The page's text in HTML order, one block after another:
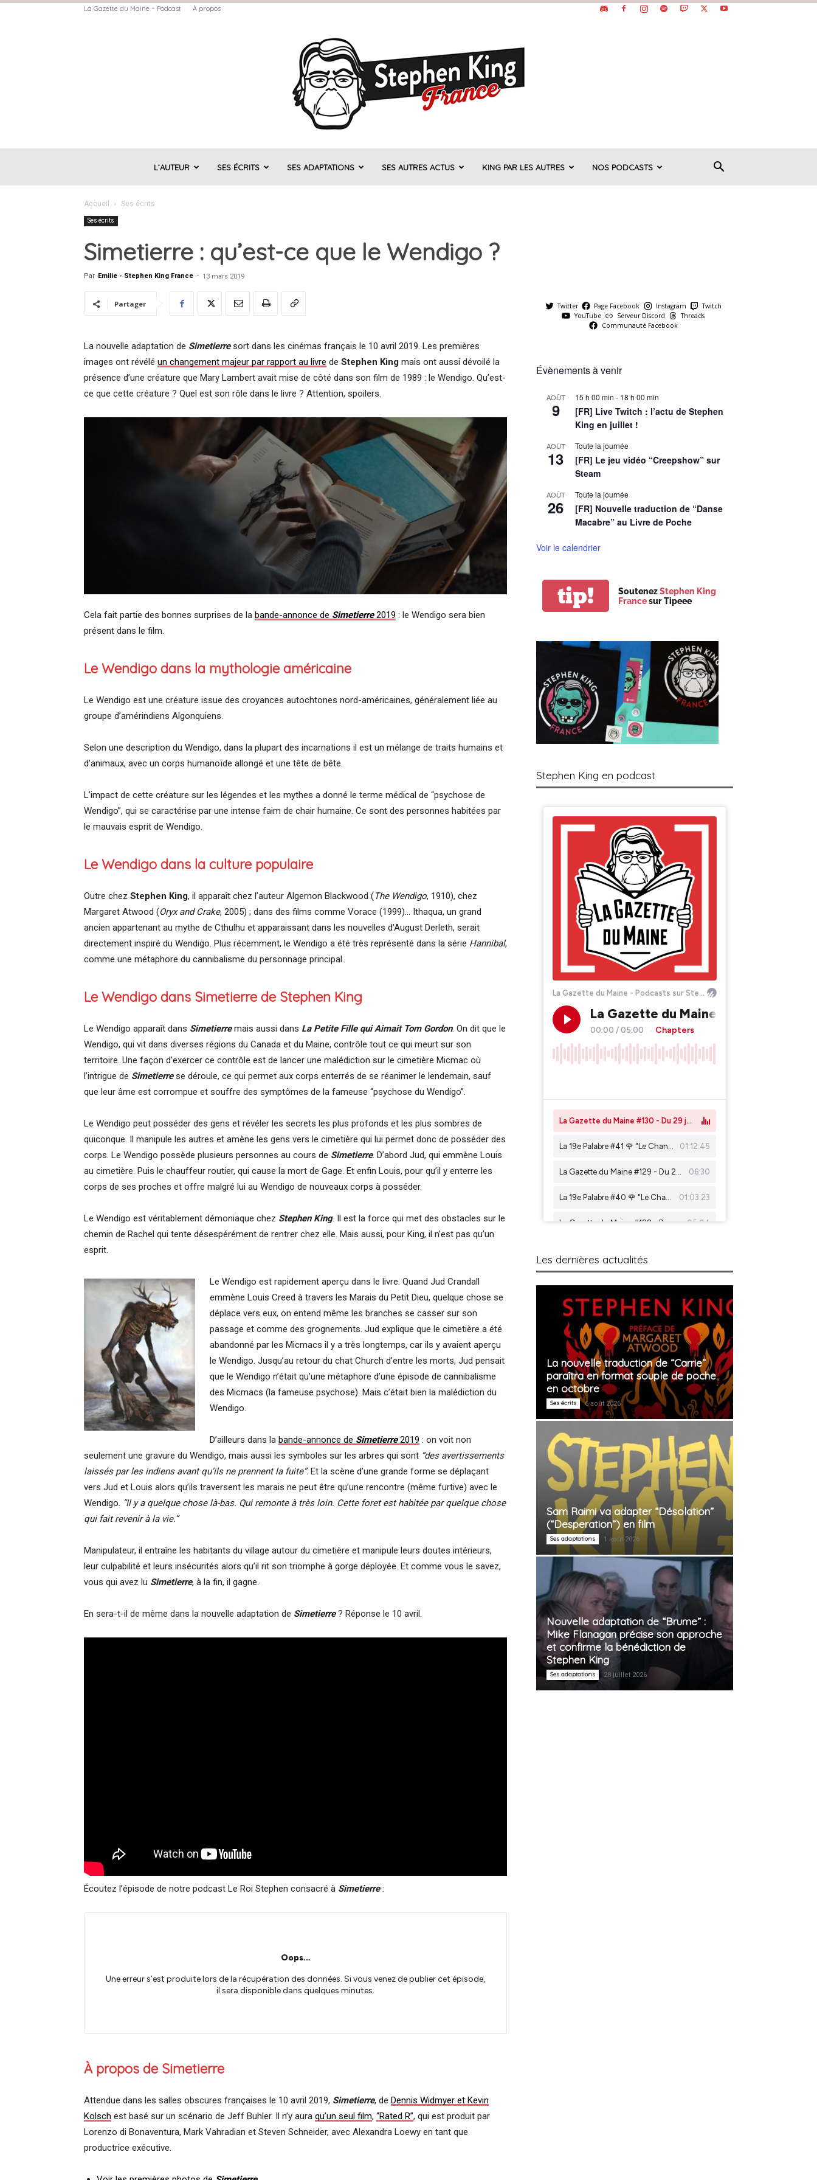
La Gazette du Maine – Podcast À propos
Stephen
King
L’AUTEUR SES ÉCRITS SES ADAPTATIONS SES AUTRES ACTUS KING PAR LES AUTRES NOS PODCASTS
Accueil Ses écrits
Ses écrits
Simetierre : qu’est-ce que le Wendigo ?
Par Emilie - Stephen King France - 13 mars 2019
Partager
La nouvelle adaptation de Simetierresort dans les cinémas français le 10 avril 2019. Les premières
images ont révélé un changement majeur par rapport au livre de Stephen King mais ont aussi dévoilé la
présence d’une créature que Mary Lambert avait mise de côté dans son film de 1989 : le Wendigo. Qu’est-
ce que cette créature ? Quel est son rôle dans le livre ? Attention, spoilers.
Cela fait partie des bonnes surprises de la bande-annonce de Simetierre2019 : le Wendigo sera bien
présent dans le film.
Le Wendigo dans la mythologie américaine
Le Wendigo est une créature issue des croyances autochtones nord-américaines, généralement liée au
groupe d’amérindiens Algonquiens.
Selon une description du Wendigo, dans la plupart des incarnations il est un mélange de traits humains et
d’animaux, avec un corps humanoïde allongé et une tête de bête.
L’impact de cette créature sur les légendes et les mythes a donné le terme médical de “psychose de
Wendigo”, qui se caractérise par une intense faim de chair humaine. Ce sont des personnes habitées par
le mauvais esprit de Wendigo.
Le Wendigo dans la culture populaire
Outre chez Stephen King, il apparaît chez l’auteur Algernon Blackwood (The Wendigo, 1910), chez
Margaret Atwood (Oryx and Crake, 2005) ; dans des films comme Vorace (1999)… Ithaqua, un grand
ancien appartenant au mythe de Cthulhu et apparaissant dans les nouvelles d’August Derleth, serait
directement inspiré du Wendigo. Plus récemment, le Wendigo a été très représenté dans la série Hannibal,
comme une métaphore du cannibalisme du personnage principal.
Le Wendigo dans Simetierre de Stephen King
Le Wendigo apparaît dans Simetierremais aussi dans La Petite Fille qui Aimait Tom Gordon. On dit que le
Wendigo, qui vit dans diverses régions du Canada et du Maine, contrôle tout ce qui meurt sur son
territoire. Une façon d’exercer ce contrôle est de lancer une malédiction sur le cimetière Micmac où
l’intrigue de Simetierrese déroule, ce qui permet aux corps enterrés de se réanimer le lendemain, sauf
que leur âme est corrompue et souffre des symptômes de la fameuse “psychose du Wendigo”.
Le Wendigo peut posséder des gens et révéler les secrets les plus profonds et les plus sombres de
quiconque. Il manipule les autres et amène les gens vers le cimetière qui lui permet donc de posséder des
corps. Le Wendigo possède plusieurs personnes au cours de Simetierre. D’abord Jud, qui emmène Louis
au cimetière. Puis le chauffeur routier, qui cause la mort de Gage. Et enfin Louis, pour qu’il y enterre les
corps de ses proches et offre malgré lui au Wendigo de nouveaux corps à posséder.
Le Wendigo est véritablement démoniaque chez Stephen King. Il est la force qui met des obstacles sur le
chemin de Rachel qui tente désespérément de rentrer chez elle. Mais aussi, pour King, il n’est pas qu’un
esprit.
Le Wendigo est rapidement aperçu dans le livre. Quand Jud Crandall
emmène Louis Creed à travers les Marais du Petit Dieu, quelque chose se
déplace vers eux, on entend même les branches se casser sur son
passage et comme des grognements. Jud explique que le cimetière a été
abandonné par les Micmacs il y a très longtemps, car ils y avaient aperçu
le Wendigo. Jusqu’au retour du chat Church d’entre les morts, Jud pensait
que le Wendigo n’était qu’une métaphore d’une épisode de cannibalisme
des Micmacs (la fameuse psychose). Mais c’était bien la malédiction du
Wendigo.
D’ailleurs dans la bande-annonce de Simetierre2019 : on voit non
seulement une gravure du Wendigo, mais aussi les symboles sur les arbres qui sont “des avertissements
laissés par les indiens avant qu’ils ne prennent la fuite”. Et la scène d’une grande forme se déplaçant
vers Jud et Louis alors qu’ils traversent les marais ne peut être qu’une rencontre (même furtive) avec le
Wendigo. “Il y a quelque chose là-bas. Qui remonte à très loin. Cette foret est habitée par quelque chose
qui fait revenir à la vie.”
Manipulateur, il entraîne les habitants du village autour du cimetière et manipule leurs doutes intérieurs,
leur culpabilité et leurs insécurités alors qu’il rit son triomphe à gorge déployée. Et comme vous le savez,
vous qui avez lu Simetierre, à la fin, il gagne.
En sera-t-il de même dans la nouvelle adaptation de Simetierre? Réponse le 10 avril.
Écoutez l’épisode de notre podcast Le Roi Stephen consacré à Simetierre:
À propos de Simetierre
Attendue dans les salles obscures françaises le 10 avril 2019, Simetierre, de Dennis Widmyer et Kevin
Kolsch est basé sur un scénario de Jeff Buhler. Il n’y aura qu’un seul film, “Rated R”, qui est produit par
Lorenzo di Bonaventura, Mark Vahradian et Steven Schneider, avec Alexandra Loewy en tant que
productrice exécutive.
Twitter Page Facebook Instagram
Twitch
YouTube
Serveur Discord
Threads
Communauté Facebook
Évènements à venir
AOÛT
9
15 h 00 min - 18 h 00 min
[FR] Live Twitch : l’actu de Stephen
King en juillet !
AOÛT
13
Toute la journée
[FR] Le jeu vidéo “Creepshow” sur
Steam
AOÛT
26
Toute la journée
[FR] Nouvelle traduction de “Danse
Macabre” au Livre de Poche
Voir le calendrier
tip! SoutenezStephen King
Francesur Tipeee
Stephen King en podcast
Les dernières actualités
La nouvelle traduction de “Carrie”
paraîtra en format souple de poche
en octobre
Ses écrits 6 août 2026
Sam Raimi va adapter “Désolation”
(“Desperation”) en film
Ses adaptations 1 août 2026
Nouvelle adaptation de “Brume” :
Mike Flanagan précise son approche
et confirme la bénédiction de
Stephen King
Ses adaptations 28 juillet 2026